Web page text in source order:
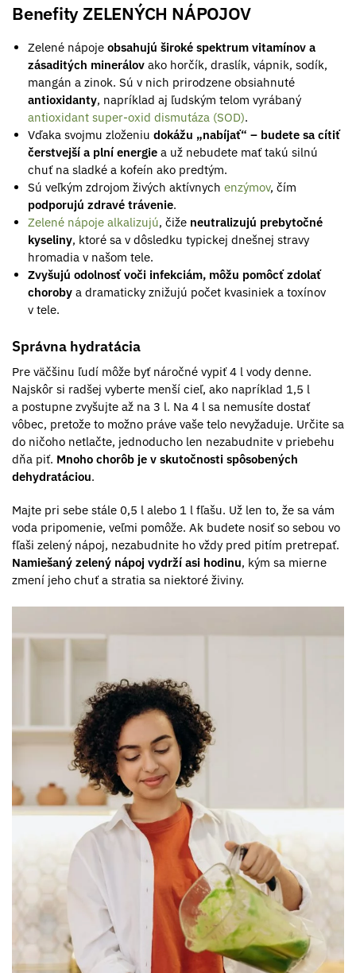
Benefity ZELENÝCH NÁPOJOV
Zelené nápoje obsahujú široké spektrum vitamínov a
zásaditých minerálov ako horčík, draslík, vápnik, sodík,
mangán a zinok. Sú v nich prirodzene obsiahnuté
antioxidanty, napríklad aj ľudským telom vyrábaný
antioxidant super-oxid dismutáza (SOD).
Vďaka svojmu zloženiu dokážu „nabíjať“ – budete sa cítiť
čerstvejší a plní energie a už nebudete mať takú silnú
chuť na sladké a kofeín ako predtým.
Sú veľkým zdrojom živých aktívnych enzýmov, čím
podporujú zdravé trávenie.
Zelené nápoje alkalizujú, čiže neutralizujú prebytočné
kyseliny, ktoré sa v dôsledku typickej dnešnej stravy
hromadia v našom tele.
Zvyšujú odolnosť voči infekciám, môžu pomôcť zdolať
choroby a dramaticky znižujú počet kvasiniek a toxínov
v tele.
Správna hydratácia
Pre väčšinu ľudí môže byť náročné vypiť 4 l vody denne.
Najskôr si radšej vyberte menší cieľ, ako napríklad 1,5 l
a postupne zvyšujte až na 3 l. Na 4 l sa nemusíte dostať
vôbec, pretože to možno práve vaše telo nevyžaduje. Určite sa
do ničoho netlačte, jednoducho len nezabudnite v priebehu
dňa piť. Mnoho chorôb je v skutočnosti spôsobených
dehydratáciou.
Majte pri sebe stále 0,5 l alebo 1 l fľašu. Už len to, že sa vám
voda pripomenie, veľmi pomôže. Ak budete nosiť so sebou vo
fľaši zelený nápoj, nezabudnite ho vždy pred pitím pretrepať.
Namiešaný zelený nápoj vydrží asi hodinu, kým sa mierne
zmení jeho chuť a stratia sa niektoré živiny.